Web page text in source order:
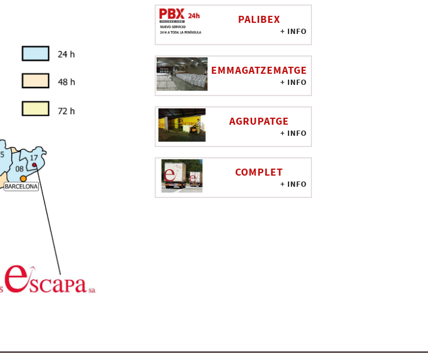
PALIBEX
+ INFO
EMMAGATZEMATGE
+ INFO
AGRUPATGE
+ INFO
COMPLET
+ INFO